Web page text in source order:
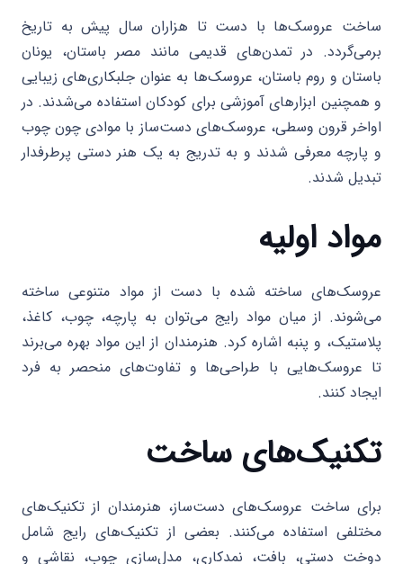
ساخت عروسک‌ها با دست تا هزاران سال پیش به تاریخ
برمی‌گردد. در تمدن‌های قدیمی مانند مصر باستان، یونان
باستان و روم باستان، عروسک‌ها به عنوان جلبکاری‌های زیبایی
و همچنین ابزارهای آموزشی برای کودکان استفاده می‌شدند. در
اواخر قرون وسطی، عروسک‌های دست‌ساز با موادی چون چوب
و پارچه معرفی شدند و به تدریج به یک هنر دستی پرطرفدار
تبدیل شدند.
مواد اولیه
عروسک‌های ساخته شده با دست از مواد متنوعی ساخته
می‌شوند. از میان مواد رایج می‌توان به پارچه، چوب، کاغذ،
پلاستیک، و پنبه اشاره کرد. هنرمندان از این مواد بهره می‌برند
تا عروسک‌هایی با طراحی‌ها و تفاوت‌های منحصر به فرد
ایجاد کنند.
تکنیک‌های ساخت
برای ساخت عروسک‌های دست‌ساز، هنرمندان از تکنیک‌های
مختلفی استفاده می‌کنند. بعضی از تکنیک‌های رایج شامل
دوخت دستی، بافت، نمدکاری، مدل‌سازی چوب، نقاشی و